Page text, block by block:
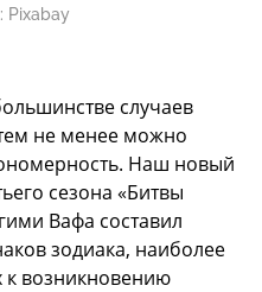
Pixabay
случаев
не менее можно
Наш новый
сезона «Битвы
Вафа составил
зодиака, наиболее
к возникновению